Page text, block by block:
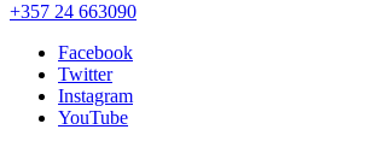
+357 24 663090
Facebook
Twitter
Instagram
YouTube